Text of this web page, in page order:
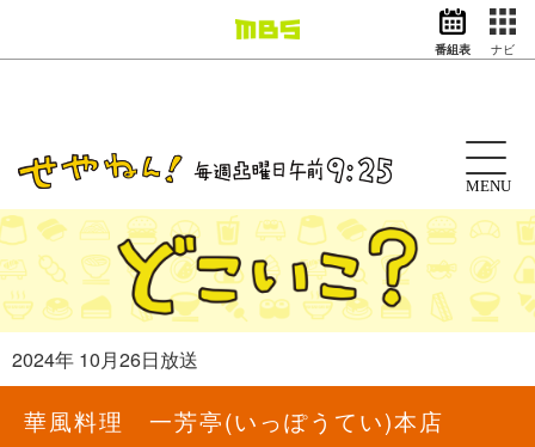
ドラマ
アニメ
動画イズム ニュース
天気・防災 イベント
映画
グッズ
番組表 ナビ
MENU
2024年 10月26日放送
華風料理 一芳亭(いっぽうてい)本店